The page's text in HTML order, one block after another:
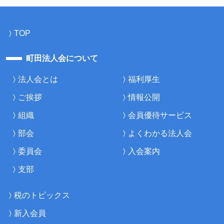
TOP
町田法人会について
法人会とは
ご挨拶
組織
部会
委員会
支部
福利厚生
情報公開
会員優待サービス
よくわかる法人会
入会案内
税のトピックス
新入会員